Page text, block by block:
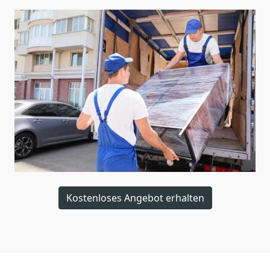
Kostenloses Angebot erhalten